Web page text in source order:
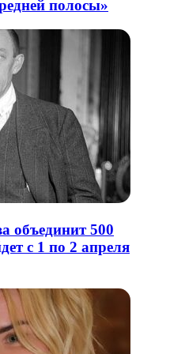
полосы»
объединит 500
с 1 по 2 апреля